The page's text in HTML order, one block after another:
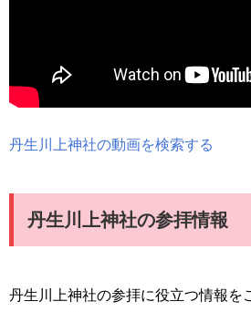
丹生川上神社の動画を検索する
丹生川上神社の参拝情報
丹生川上神社の参拝に役立つ情報を